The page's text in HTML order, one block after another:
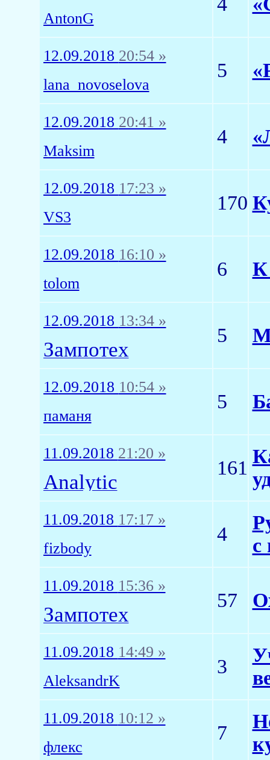
AntonG
12.09.2018 20:54 »
lana_novoselova
5
12.09.2018 20:41 »
Maksim
4
12.09.2018 17:23 »
VS3
170
12.09.2018 16:10 »
tolom
6 К
12.09.2018 13:34 »
Зампотех
5
12.09.2018 10:54 »
паманя
5
11.09.2018 21:20 »
Analytic
161
11.09.2018 17:17 »
fizbody
4
с
11.09.2018 15:36 »
Зампотех
57
11.09.2018 14:49 »
AleksandrK
3
11.09.2018 10:12 »
флекс
7